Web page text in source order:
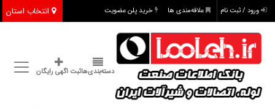
انتخاب استان ورود / ثبت نام علاقه‌مندی ها خرید پلن عضویت
دسته‌بندی‌هاثبت اگهی رایگان